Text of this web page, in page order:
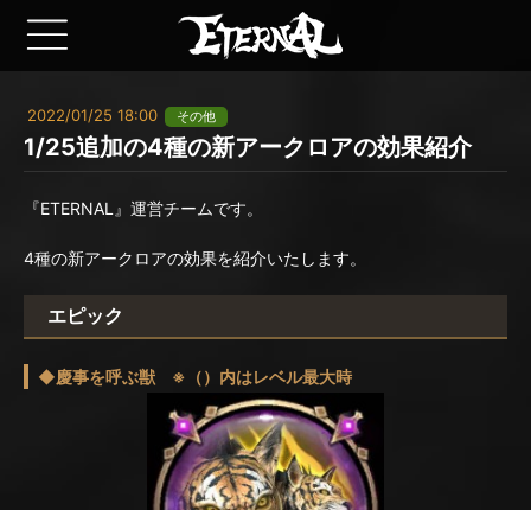
2022/01/25 18:00 その他
1/25追加の4種の新アークロアの効果紹介
『ETERNAL』運営チームです。
4種の新アークロアの効果を紹介いたします。
エピック
◆慶事を呼ぶ獣 ※（）内はレベル最大時